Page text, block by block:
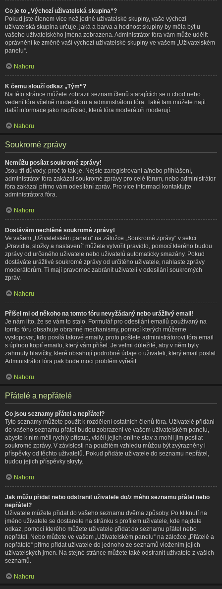
Co je to „Výchozí uživatelská skupina“?
Pokud jste členem více než jedné uživatelské skupiny, vaše výchozí
uživatelská skupina určuje, jaká a barva a hodnost skupiny by měla být u
vašeho uživatelského jména zobrazena. Administrátor fóra vám může udělit
oprávnění ke změně vaší výchozí uživatelské skupiny ve vašem „Uživatelském
panelu“.
Nahoru
K čemu slouží odkaz „Tým“?
Na této stránce můžete zobrazit seznam členů starajících se o chod nebo
vedení fóra včetně moderátorů a administrátorů fóra. Také tam můžete najít
další informace jako například, která fóra moderátoři moderují.
Nahoru
Soukromé zprávy
Nemůžu posílat soukromé zprávy!
Jsou tři důvody, proč to tak je. Nejste zaregistrovaní a/nebo přihlášení,
administrátor fóra zakázal soukromé zprávy pro celé fórum, nebo administrátor
fóra zakázal přímo vám odesílání zpráv. Pro více informací kontaktujte
administrátora fóra.
Nahoru
Dostávám nechtěné soukromé zprávy!
Ve vašem „Uživatelském panelu“ na záložce „Soukromé zprávy“ v sekci
„Pravidla, složky a nastavení“ můžete vytvořit pravidlo, pomocí kterého budou
zprávy od určeného uživatele nebo uživatelů automaticky smazány. Pokud
dostáváte urážlivé soukromé zprávy od určitého uživatele, nahlaste zprávy
moderátorům. Ti mají pravomoc zabránit uživateli v odesílání soukromých
zpráv.
Nahoru
Přišel mi od někoho na tomto fóru nevyžádaný nebo urážlivý email!
Je nám líto, že se vám to stalo. Formulář pro odesílání emailů používaný na
tomto fóru obsahuje obranné mechanismy, pomocí kterých můžeme
vystopovat, kdo posílá takové emaily, proto pošlete administrátorovi fóra email
s úplnou kopií emailu, který vám přišel. Je velmi důležité, aby v něm byly
zahrnuty hlavičky, které obsahují podrobné údaje o uživateli, který email poslal.
Administrátor fóra pak bude moci problém vyřešit.
Nahoru
Přátelé a nepřátelé
Co jsou seznamy přátel a nepřátel?
Tyto seznamy můžete použít k rozdělení ostatních členů fóra. Uživatelé přidáni
do vašeho seznamu přátel budou zobrazeni ve vašem uživatelském panelu,
abyste k nim měli rychlý přístup, viděli jejich online stav a mohli jim posílat
soukromé zprávy. V závislosti na použitém vzhledu můžou být zvýrazněny i
příspěvky od těchto uživatelů. Pokud přidáte uživatele do seznamu nepřátel,
budou jejich příspěvky skryty.
Nahoru
Jak můžu přidat nebo odstranit uživatele do/z mého seznamu přátel nebo
nepřátel?
Uživatele můžete přidat do vašeho seznamu dvěma způsoby. Po kliknutí na
jméno uživatele se dostanete na stránku s profilem uživatele, kde najdete
odkaz, pomocí kterého můžete uživatele přidat do seznamu přátel nebo
nepřátel. Nebo můžete ve vašem „Uživatelském panelu“ na záložce „Přátelé a
nepřátelé“ přímo přidat uživatele do jednoho ze seznamů vložením jejich
uživatelských jmen. Na stejné stránce můžete také odstranit uživatele z vašich
seznamů.
Nahoru